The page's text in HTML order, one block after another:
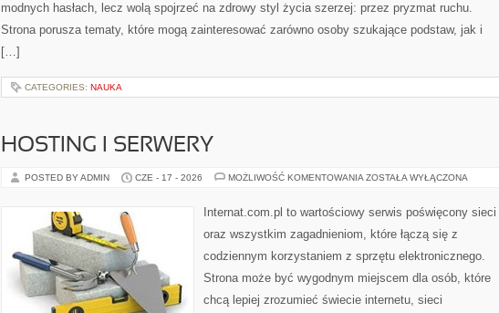
modnych hasłach, lecz wolą spojrzeć na zdrowy styl życia szerzej: przez pryzmat ruchu.
Strona porusza tematy, które mogą zainteresować zarówno osoby szukające podstaw, jak i
[…]
CATEGORIES: NAUKA
HOSTING I SERWERY
POSTED BY ADMIN CZE - 17 - 2026 MOŻLIWOŚĆ KOMENTOWANIA HOSTING
ZOSTAŁA WYŁĄCZONA
Internat.com.pl to wartościowy serwis poświęcony sieci
oraz wszystkim zagadnieniom, które łączą się z
codziennym korzystaniem z sprzętu elektronicznego.
Strona może być wygodnym miejscem dla osób, które
chcą lepiej zrozumieć świecie internetu, sieci